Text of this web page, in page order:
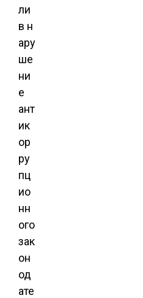
ли
в н
ару
ше
ни
е
ант
ик
ор
ру
пц
ио
нн
ого
зак
он
од
ате